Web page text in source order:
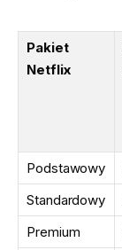
Pakiet
Netflix
Podstawowy
Standardowy
Premium